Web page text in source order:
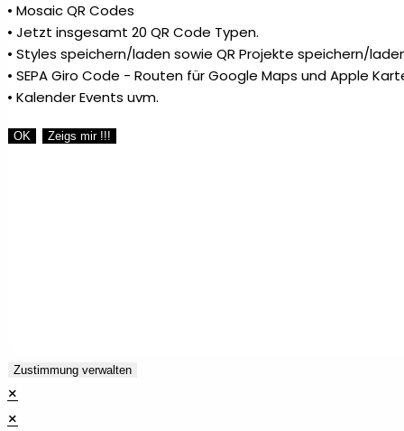
• Mosaic QR Codes
• Jetzt insgesamt 20 QR Code Typen.
• Styles speichern/laden sowie QR Projekte speichern/
• SEPA Giro Code - Routen für Google Maps und Apple
• Kalender Events uvm.
OK Zeigs mir !!!
Zustimmung verwalten
×
×